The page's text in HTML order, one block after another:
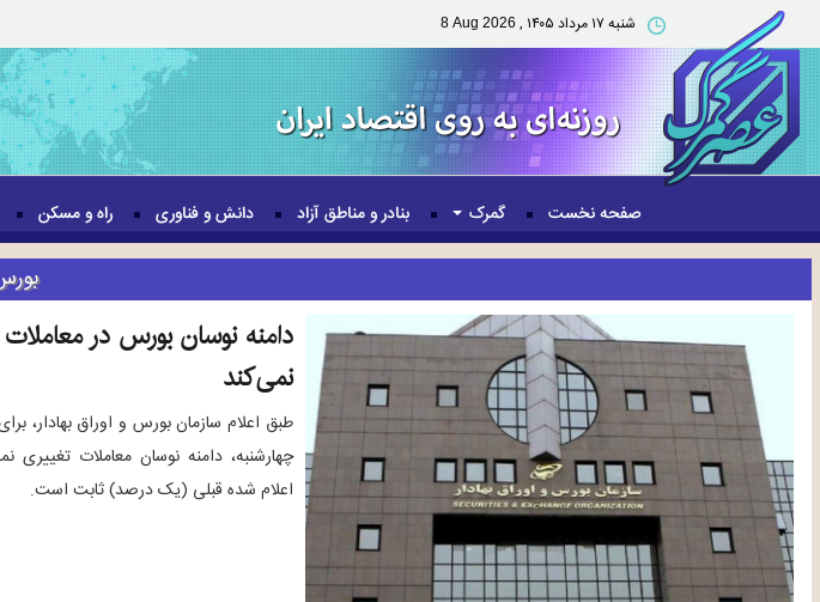
شنبه ۱۷ مرداد ۱۴۰۵ , 8 Aug 2026
صفحه نخست گمرک بنادر و مناطق آزاد دانش و فناوری راه و مسکن
دامنه نوسان بورس در معاملات
نمی‌کند
طبق اعلام سازمان بورس و اوراق بهادار،
چهارشنبه، دامنه نوسان معاملات
اعلام شده قبلی (یک درصد) ثابت است.